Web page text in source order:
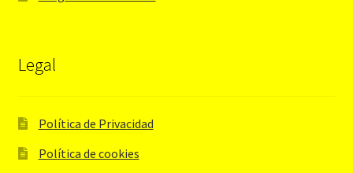
Legal
Política de Privacidad
Política de cookies